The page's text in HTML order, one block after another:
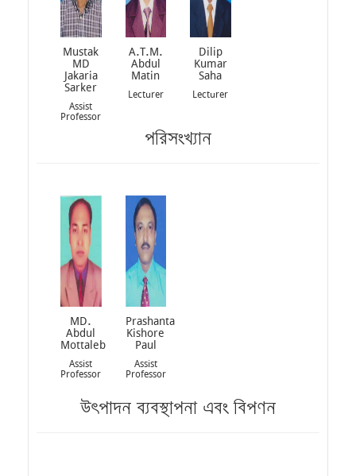
Mustak
MD
Jakaria
Sarker
Assist
Professor
A.T.M.
Abdul
Matin
Lecturer
Dilip
Kumar
Saha
Lecturer
পরিসংখ্যান
MD.
Abdul
Mottaleb
Assist
Professor
Prashanta
Kishore
Paul
Assist
Professor
উৎপাদন ব্যবস্থাপনা এবং বিপণন